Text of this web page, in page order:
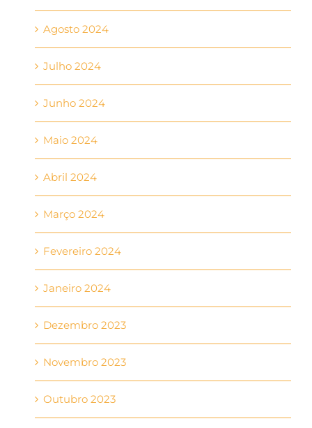
Agosto 2024
Julho 2024
Junho 2024
Maio 2024
Abril 2024
Março 2024
Fevereiro 2024
Janeiro 2024
Dezembro 2023
Novembro 2023
Outubro 2023